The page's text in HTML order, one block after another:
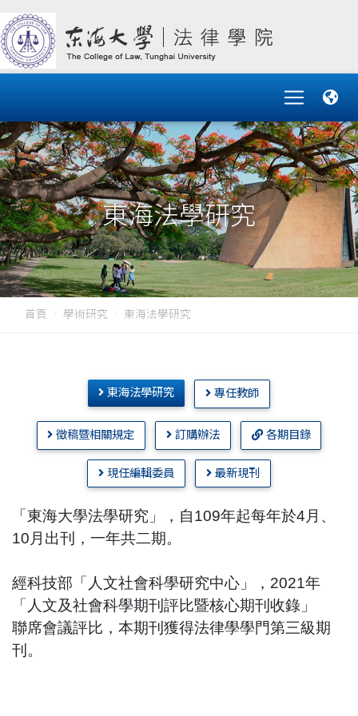
東海法學研究
首頁 學術研究 東海法學研究
東海法學研究 專任教師
徵稿暨相關規定 訂購辦法 各期目錄
現任編輯委員 最新現刊
「東海大學法學研究」，自109年起每年於4月、
10月出刊，一年共二期。
經科技部「人文社會科學研究中心」，2021年
「人文及社會科學期刊評比暨核心期刊收錄」
聯席會議評比，本期刊獲得法律學學門第三級期
刊。